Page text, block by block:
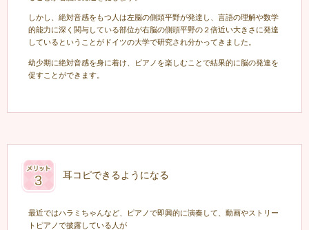
しかし、絶対音感をもつ人は左脳の側頭平野が発達し、言語の理解や数学
的能力に深く関与している部位が右脳の側頭平野の２倍近い大きさに発達
しているということがドイツの大学で研究され分かってきました。
幼少期に絶対音感を身に着け、ピアノを楽しむことで結果的に脳の発達を
促すことができます。
耳コピできるようになる
最近ではハラミちゃんなど、ピアノで即興的に演奏して、動画やストリー
トピアノで披露している人が